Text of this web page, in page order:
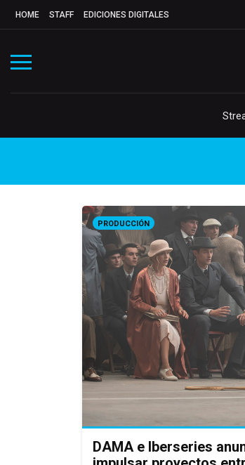
HOME STAFF EDICIONES DIGITALES
PRODUCCIÓN
DAMA e Iberseries